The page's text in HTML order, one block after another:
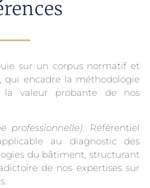
sur un corpus normatif et
qui encadre la méthodologie
la valeur probante de nos
professionnelle). Référentiel
au diagnostic des
du bâtiment, structurant
de nos expertises sur